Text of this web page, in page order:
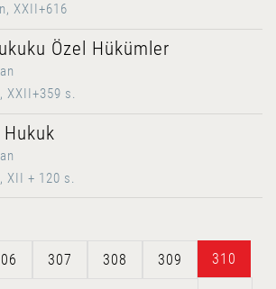
XXII+616
Özel Hükümler
XXII+359 s.
XII + 120 s.
307 308 309 310